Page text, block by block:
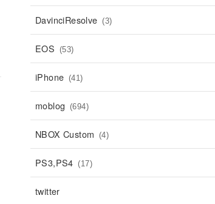
DavinciResolve (3)
EOS (53)
iPhone (41)
moblog (694)
NBOX Custom (4)
PS3,PS4 (17)
twitter